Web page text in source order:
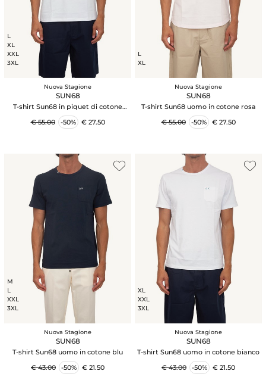
L
XL
XXL
3XL
Nuova Stagione
SUN68
T-shirt Sun68 in piquet di cotone
bianco
€ 55.00
-50% € 27.50
L
XL
Nuova Stagione
SUN68
T-shirt Sun68 uomo in cotone rosa
€ 55.00
-50% € 27.50
M
L
XXL
3XL
Nuova Stagione
SUN68
T-shirt Sun68 uomo in cotone blu
€ 43.00
-50% € 21.50
XL
XXL
3XL
Nuova Stagione
SUN68
T-shirt Sun68 uomo in cotone bianco
€ 43.00
-50% € 21.50